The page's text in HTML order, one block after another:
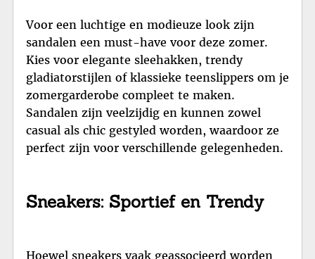
Voor een luchtige en modieuze look zijn
sandalen een must-have voor deze zomer.
Kies voor elegante sleehakken, trendy
gladiatorstijlen of klassieke teenslippers om je
zomergarderobe compleet te maken.
Sandalen zijn veelzijdig en kunnen zowel
casual als chic gestyled worden, waardoor ze
perfect zijn voor verschillende gelegenheden.
Sneakers: Sportief en Trendy
Hoewel sneakers vaak geassocieerd worden